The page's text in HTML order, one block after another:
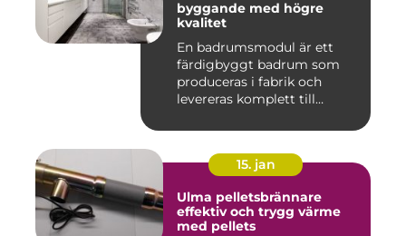
byggande med högre
kvalitet
En badrumsmodul är ett
färdigbyggt badrum som
produceras i fabrik och
levereras komplett till
15. jan
Ulma pelletsbrännare
effektiv och trygg värme
med pellets